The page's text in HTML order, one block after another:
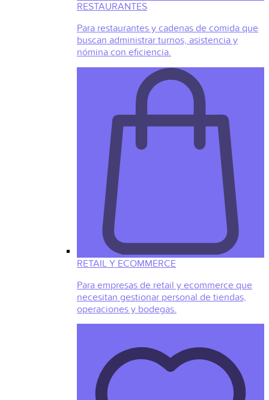
RESTAURANTES
Para restaurantes y cadenas de comida que
buscan administrar turnos, asistencia y
nómina con eficiencia.
RETAIL Y ECOMMERCE
Para empresas de retail y ecommerce que
necesitan gestionar personal de tiendas,
operaciones y bodegas.